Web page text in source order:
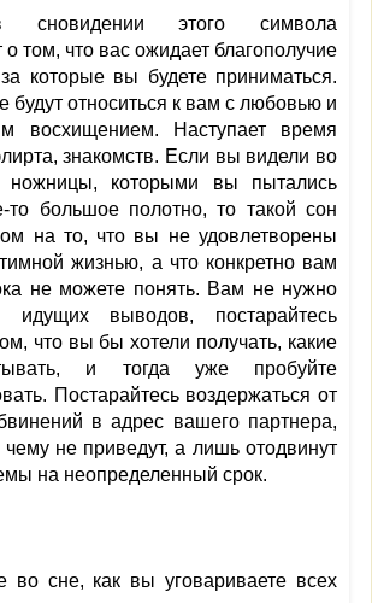
сновидении этого символа
о том, что вас ожидает благополучие
которые вы будете приниматься.
будут относиться к вам с любовью и
восхищением. Наступает время
знакомств. Если вы видели во
ножницы, которыми вы пытались
то большое полотно, то такой сон
на то, что вы не удовлетворены
жизнью, а что конкретно вам
не можете понять. Вам не нужно
идущих выводов, постарайтесь
что вы бы хотели получать, какие
и тогда уже пробуйте
Постарайтесь воздержаться от
в адрес вашего партнера,
чему не приведут, а лишь отодвинут
на неопределенный срок.
во сне, как вы уговариваете всех